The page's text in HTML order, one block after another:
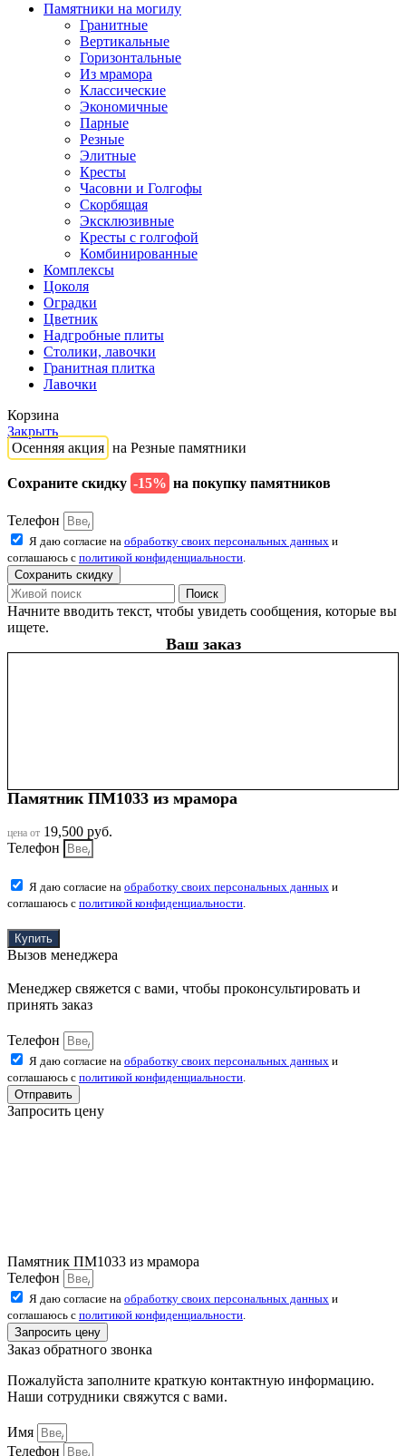
Памятники на могилу
Гранитные
Вертикальные
Горизонтальные
Из мрамора
Классические
Экономичные
Парные
Резные
Элитные
Кресты
Часовни и Голгофы
Скорбящая
Эксклюзивные
Кресты с голгофой
Комбинированные
Комплексы
Цоколя
Оградки
Цветник
Надгробные плиты
Столики, лавочки
Гранитная плитка
Лавочки
Корзина
Закрыть
Осенняя акция на Резные памятники
Сохраните скидку -15% на покупку памятников
Телефон
Я даю согласие на обработку своих персональных данных и
соглашаюсь с политикой конфиденциальности
Сохранить скидку
Поиск
Начните вводить текст, чтобы увидеть сообщения, которые вы
ищете.
Ваш заказ
Памятник ПМ1033 из мрамора
цена от 19,500 руб.
Телефон
Я даю согласие на обработку своих персональных данных и
соглашаюсь с политикой конфиденциальности
Купить
Вызов менеджера
Менеджер свяжется с вами, чтобы проконсультировать и
принять заказ
Телефон
Я даю согласие на обработку своих персональных данных и
соглашаюсь с политикой конфиденциальности
Отправить
Запросить цену
Памятник ПМ1033 из мрамора
Телефон
Я даю согласие на обработку своих персональных данных и
соглашаюсь с политикой конфиденциальности
Запросить цену
Заказ обратного звонка
Пожалуйста заполните краткую контактную информацию.
Наши сотрудники свяжутся с вами.
Имя
Телефон